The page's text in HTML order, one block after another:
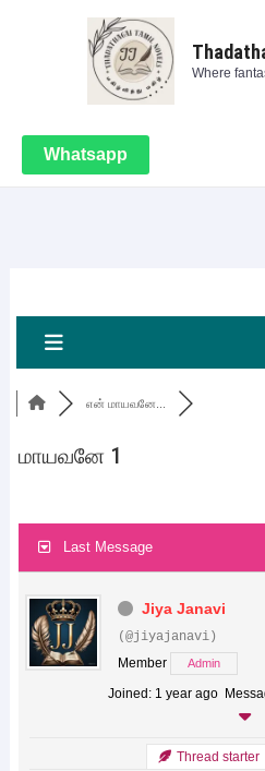
Where
Whatsapp
என் மாயவனே...
மாயவனே 1
Last Message
Jiya Janavi
(@jiyajanavi)
Member
Admin
Joined: 1 year ago
Thread starter